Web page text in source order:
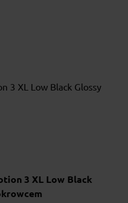
3 XL Low Black